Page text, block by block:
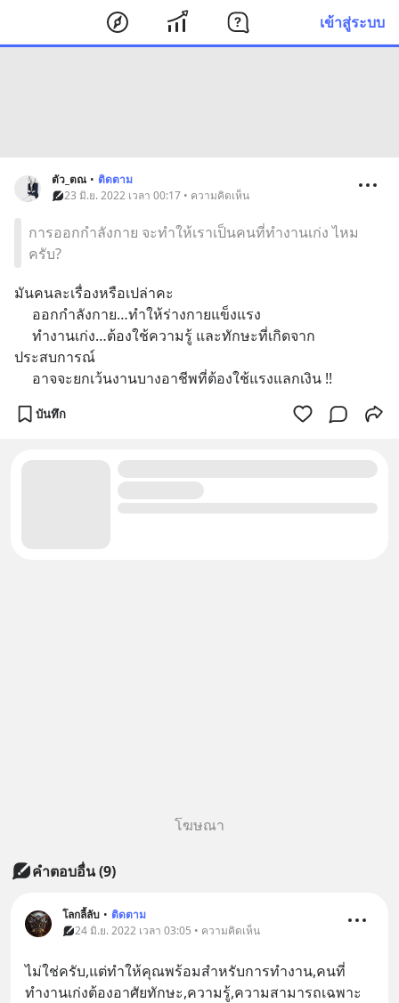
เข้าสู่ระบบ
ตัว_ตณ • ติดตาม
23 มิ.ย. 2022 เวลา 00:17 • ความคิดเห็น
การออกกำลังกาย จะทำให้เราเป็นคนที่ทำงานเก่ง ไหม
ครับ?
มันคนละเรื่องหรือเปล่าคะ
     ออกกำลังกาย…ทำให้ร่างกายแข็งแรง
ประสบการณ์
     อาจจะยกเว้นงานบางอาชีพที่ต้องใช้แรงแลกเงิน !!
บันทึก
โฆษณา
คำตอบอื่น(9)
โลกลี้ลับ • ติดตาม
24 มิ.ย. 2022 เวลา 03:05 • ความคิดเห็น
ไม่ใช่ครับ,แต่ทำให้คุณพร้อมสำหรับการทำงาน,คนที่
ทำงานเก่งต้องอาศัยทักษะ,ความรู้,ความสามารถเฉพาะ